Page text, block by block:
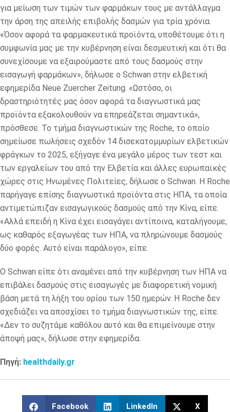
για μείωση των τιμών των φαρμάκων τους με αντάλλαγμα
την άρση της απειλής επιβολής δασμών για τρία χρόνια.
«Όσον αφορά τα φαρμακευτικά προϊόντα, υποθέτουμε ότι η
συμφωνία μας με την κυβέρνηση είναι δεσμευτική και ότι θα
συνεχίσουμε να εξαιρούμαστε από τους δασμούς στην
εισαγωγή φαρμάκων», δήλωσε ο Schwan στην ελβετική
εφημερίδα Neue Zuercher Zeitung. «Ωστόσο, οι
δραστηριότητές μας όσον αφορά τα διαγνωστικά μας
προϊόντα εξακολουθούν να επηρεάζεται σημαντικά»,
πρόσθεσε. Το τμήμα διαγνωστικών της Roche, το οποίο
σημείωσε πωλήσεις σχεδόν 14 δισεκατομμυρίων ελβετικών
φράγκων το 2025, εξήγαγε ένα μεγάλο μέρος των τεστ και
των εργαλείων του από την Ελβετία και άλλες ευρωπαϊκές
χώρες στις Ηνωμένες Πολιτείες, δήλωσε ο Schwan. Η Roche
παρήγαγε επίσης διαγνωστικά προϊόντα στις ΗΠΑ, τα οποία
αντιμετώπιζαν εισαγωγικούς δασμούς από την Κίνα, είπε.
«Αλλά επειδή η Κίνα έχει εισαγάγει αντίποινα, καταλήγουμε,
ως καθαρός εξαγωγέας των ΗΠΑ, να πληρώνουμε δασμούς
δύο φορές. Αυτό είναι παράλογο», είπε.
Ο Schwan είπε ότι αναμένει από την κυβέρνηση των ΗΠΑ να
επιβάλει δασμούς στις εισαγωγές με διαφορετική νομική
βάση μετά τη λήξη του ορίου των 150 ημερών. Η Roche δεν
σχεδιάζει να αποσχίσει το τμήμα διαγνωστικών της, είπε.
«Δεν το συζητάμε καθόλου αυτό και θα επιμείνουμε στην
άποψή μας», δήλωσε στην εφημερίδα.
Πηγή: healthdaily.gr
Facebook LinkedIn X